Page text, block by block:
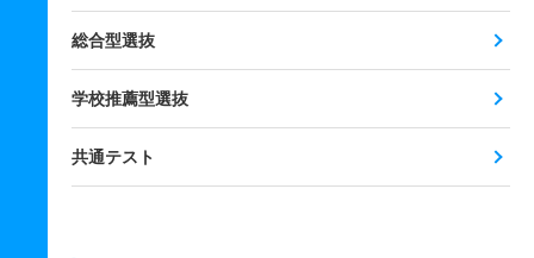
総合型選抜
学校推薦型選抜
共通テスト